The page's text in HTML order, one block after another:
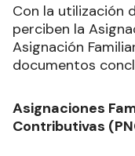
Con la utilización
perciben la
Asignación
documentos
Asignaciones
Contributivas